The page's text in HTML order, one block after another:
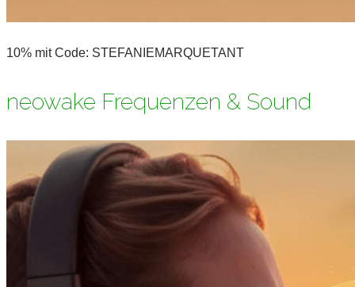
10% mit Code: STEFANIEMARQUETANT
neowake Frequenzen & Sound